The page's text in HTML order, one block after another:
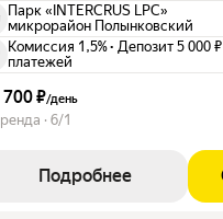
Парк «INTERCRUS LPC»
микрорайон Полынковский
Комиссия 1,5%· Депозит 5 000 ₽
платежей
700 ₽/день
· 6/1
Подробнее